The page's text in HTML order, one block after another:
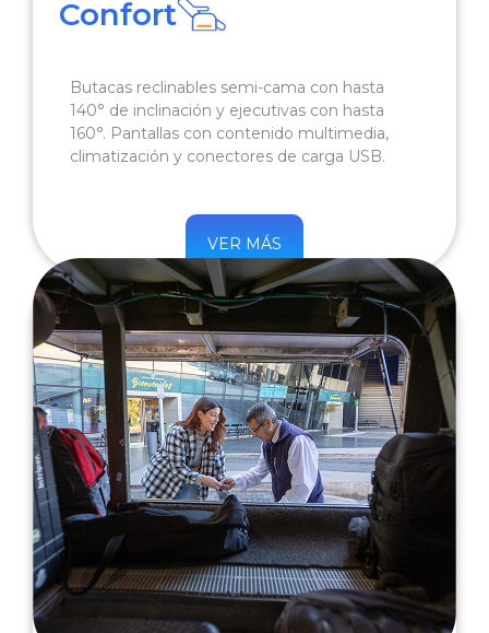
Confort
Butacas reclinables semi-cama con hasta
140° de inclinación y ejecutivas con hasta
160°. Pantallas con contenido multimedia,
climatización y conectores de carga USB.
VER MÁS